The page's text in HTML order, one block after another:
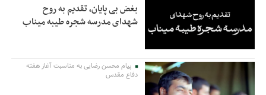
بغض بی پایان، تقدیم به روح
شهدای مدرسه شجره طیبه میناب
پیام محسن رضایی به مناسبت آغاز هفته
دفاع مقدس